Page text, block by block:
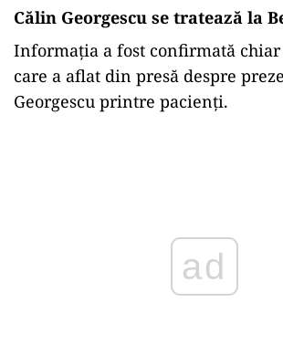
Călin Georgescu se tratează la
Informația a fost confirmată chiar
care a aflat din presă despre
Georgescu printre pacienți.
ad